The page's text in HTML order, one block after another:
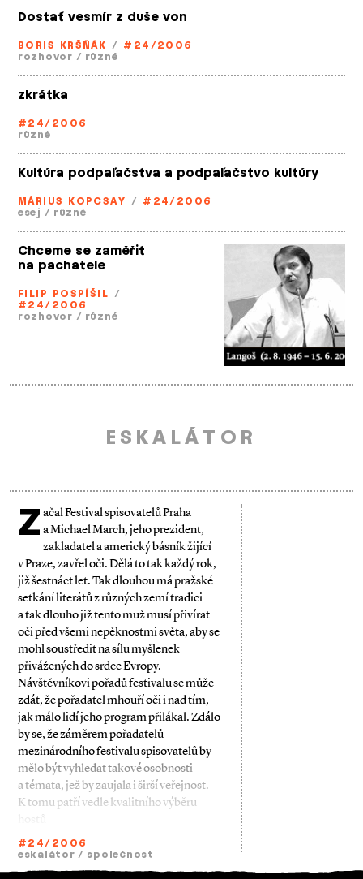
Dostať vesmír z duše von
BORIS KRŠŇÁK / #24/2006
rozhovor / různé
zkrátka
#24/2006
různé
Kultúra podpaľačstva a podpaľačstvo kultúry
MÁRIUS KOPCSAY / #24/2006
esej / různé
Chceme se zaměřit
na pachatele
FILIP POSPÍŠIL /
#24/2006
rozhovor / různé
ESKALÁTOR
Z
ačal Festival spisovatelů Praha
a Michael March, jeho prezident,
zakladatel a americký básník žijící
v Praze, zavřel oči. Dělá to tak každý rok,
již šestnáct let. Tak dlouhou má pražské
setkání literátů z různých zemí tradici
a tak dlouho již tento muž musí přivírat
oči před všemi nepěknostmi světa, aby se
mohl soustředit na sílu myšlenek
přivážených do srdce Evropy.
Návštěvníkovi pořadů festivalu se může
zdát, že pořadatel mhouří oči i nad tím,
jak málo lidí jeho program přilákal. Zdálo
by se, že záměrem pořadatelů
mezinárodního festivalu spisovatelů by
mělo být vyhledat takové osobnosti
a témata, jež by za­ujala i širší veřejnost.
K tomu patří vedle kvalitního výběru
#24/2006
eskalátor / společnost